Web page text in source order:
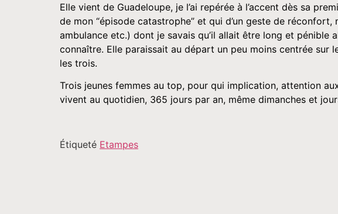
Elle vient de Guadeloupe, je l’ai repérée à l’accent dès sa
de mon “épisode catastrophe” et qui d’un geste de
ambulance etc.) dont je savais qu’il allait être long et pénible
connaître. Elle paraissait au départ un peu moins centrée sur
les trois.
Trois jeunes femmes au top, pour qui implication, attention
vivent au quotidien, 365 jours par an, même dimanches et
Étiqueté Etampes